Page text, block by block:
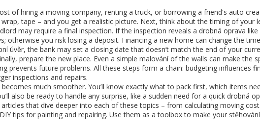
of hiring a moving company, renting a truck, or borrowing a friend's auto
tape – and you get a realistic picture. Next, think about the timing of your
may require a final inspection. If the inspection reveals a drobná oprava
otherwise you risk losing a deposit. Financing a new home can change the
úvěr, the bank may set a closing date that doesn’t match the end of your
prepare the new place. Even a simple malováníof the walls can make the
prevents future problems. All these steps form a chain: budgeting influences
inspections and repairs.
much smoother. You’ll know exactly what to pack first, which items
also be ready to handle any surprise, like a sudden need for a quick drobná
that dive deeper into each of these topics – from calculating moving
tips for painting and repairing. Use them as a toolbox to make your